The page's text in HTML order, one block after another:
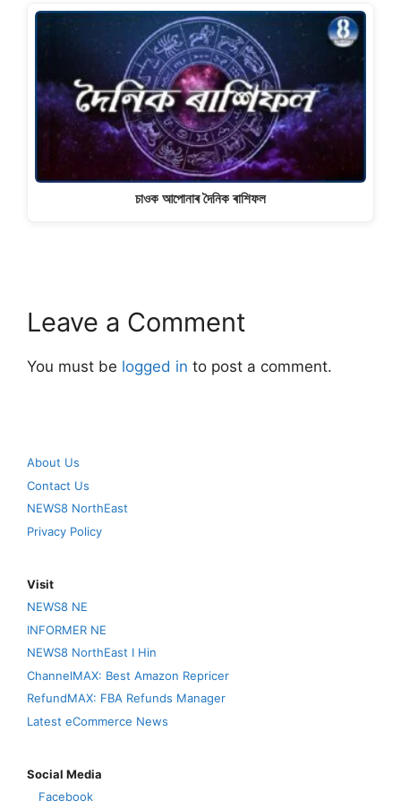
চাওক আপোনাৰ দৈনিক ৰাশিফল
Leave a Comment
You must be logged in to post a comment.
About Us
Contact Us
NEWS8 NorthEast
Privacy Policy
Visit
NEWS8 NE
INFORMER NE
NEWS8 NorthEast I Hin
ChannelMAX: Best Amazon Repricer
RefundMAX: FBA Refunds Manager
Latest eCommerce News
Social Media
Facebook